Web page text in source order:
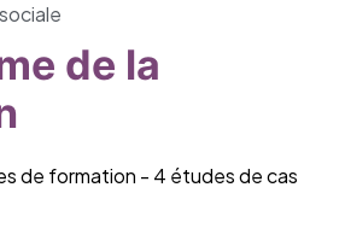
de la
de formation - 4 études de cas